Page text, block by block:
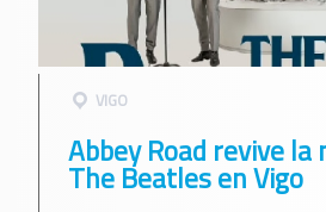
VIGO
Abbey Road revive la
The Beatles en Vigo